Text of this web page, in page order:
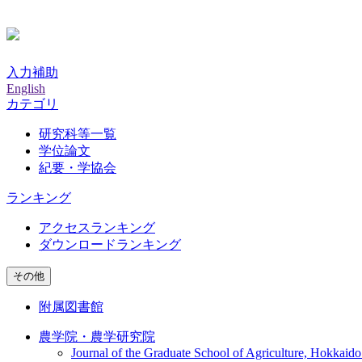
入力補助
English
カテゴリ
研究科等一覧
学位論文
紀要・学協会
ランキング
アクセスランキング
ダウンロードランキング
その他
附属図書館
農学院・農学研究院
Journal of the Graduate School of Agriculture,